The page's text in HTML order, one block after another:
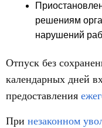
решениям
нарушений
Отпуск без
календарных дней
предоставления
При незаконном